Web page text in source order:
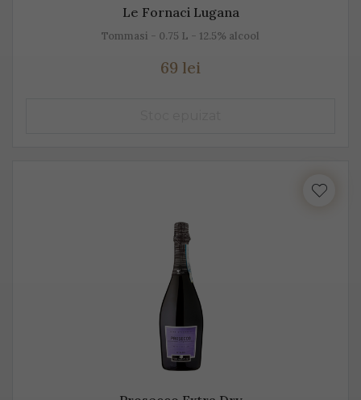
Le Fornaci Lugana
Tommasi - 0.75 L - 12.5% alcool
69 lei